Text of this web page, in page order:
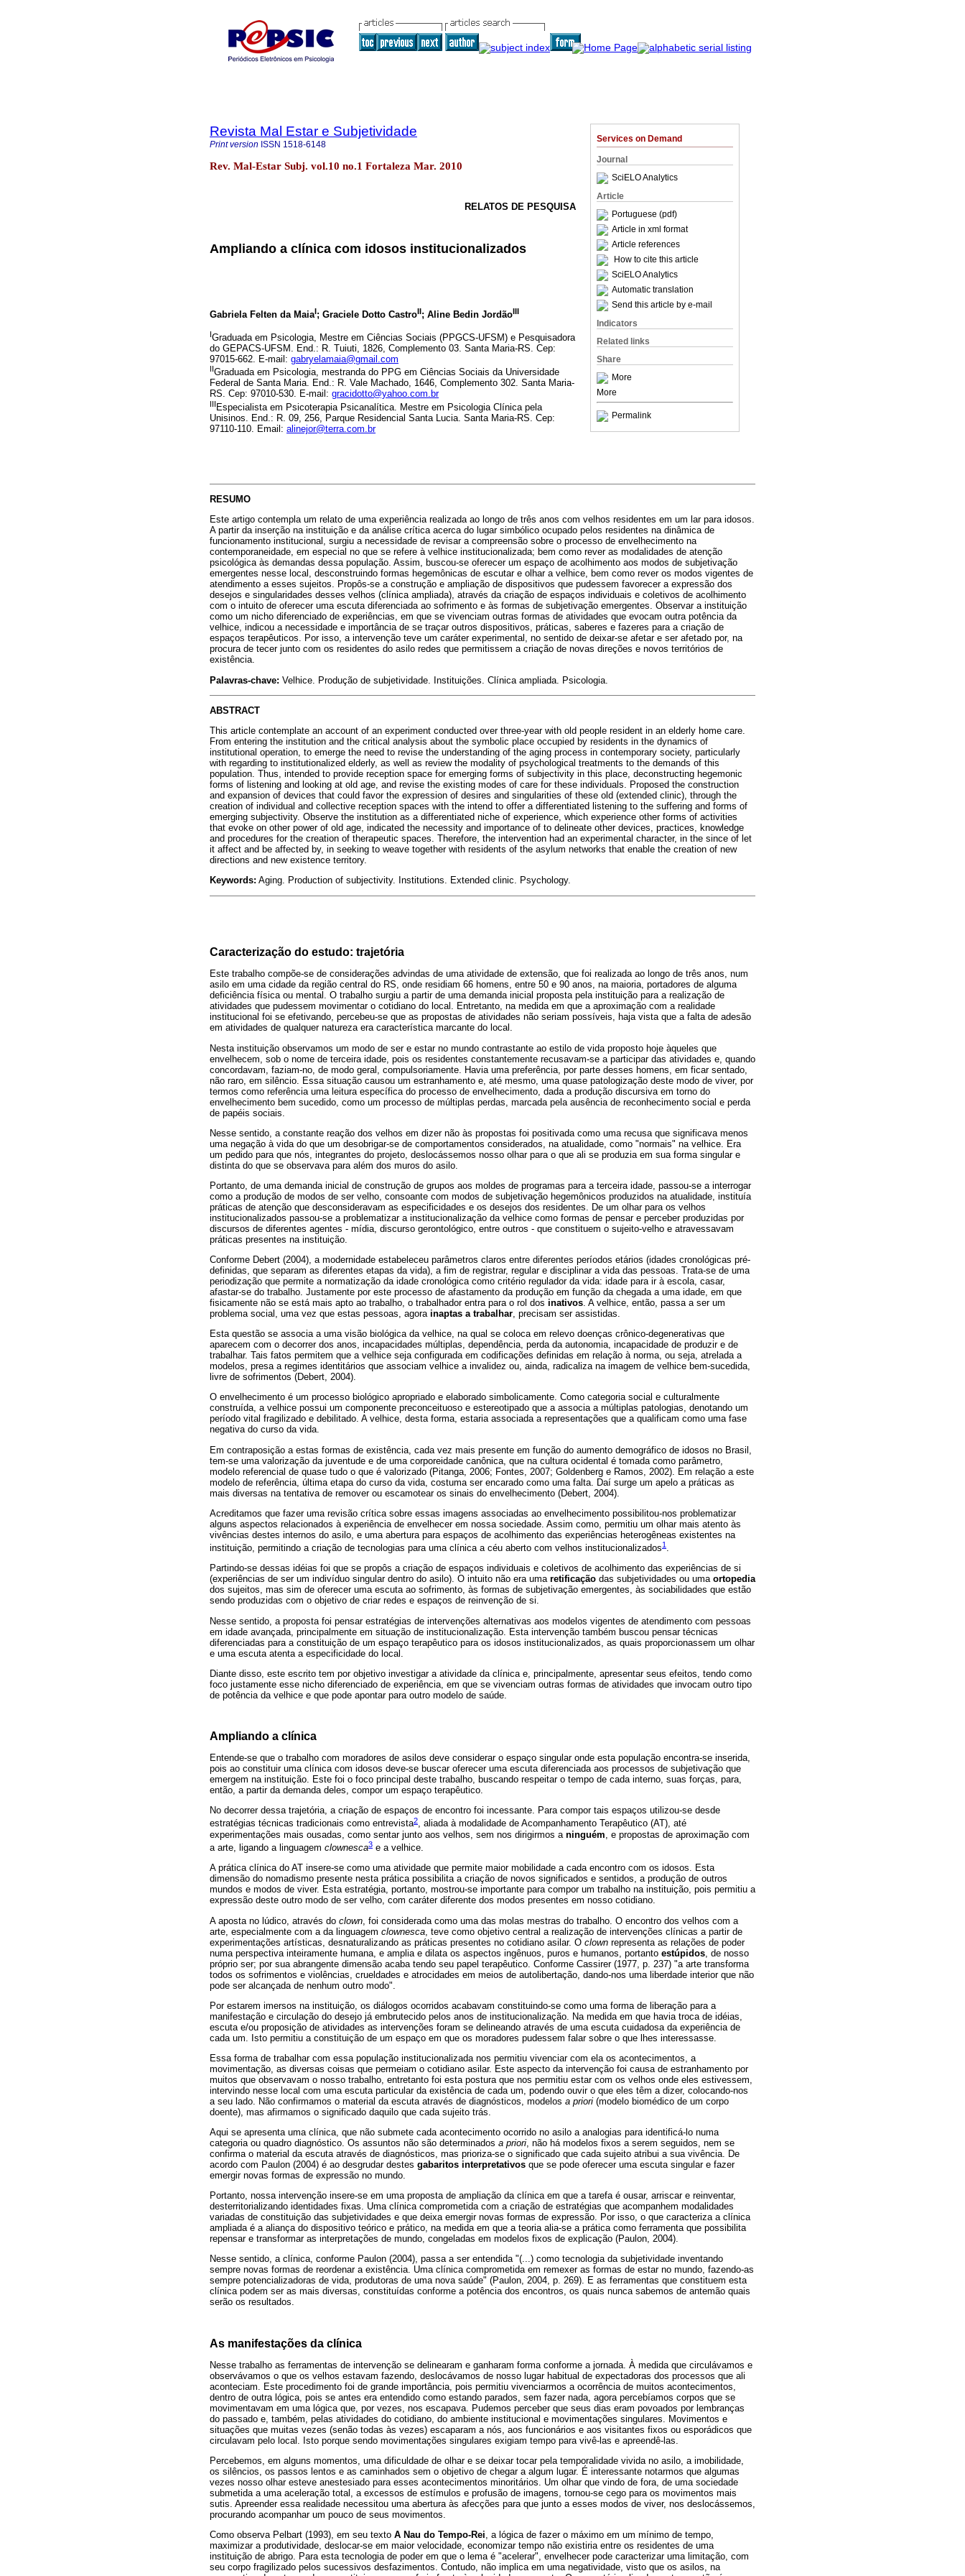
Services on Demand
Journal
SciELO Analytics
Article
Portuguese (pdf)
Article in xml format
Article references
How to cite this article
SciELO Analytics
Automatic translation
Send this article by e-mail
Indicators
Related links
Share
More
More
Permalink
Revista Mal Estar e Subjetividade
Print version ISSN 1518-6148
Rev. Mal-Estar Subj. vol.10 no.1 Fortaleza Mar. 2010
RELATOS DE PESQUISA
Ampliando a clínica com idosos institucionalizados
Gabriela Felten da MaiaI; Graciele Dotto CastroII; Aline Bedin JordãoIII
IGraduada em Psicologia, Mestre em Ciências Sociais (PPGCS-UFSM) e Pesquisadora
do GEPACS-UFSM. End.: R. Tuiuti, 1826, Complemento 03. Santa Maria-RS. Cep:
97015-662. E-mail: gabryelamaia@gmail.com
IIGraduada em Psicologia, mestranda do PPG em Ciências Sociais da Universidade
Federal de Santa Maria. End.: R. Vale Machado, 1646, Complemento 302. Santa Maria-
RS. Cep: 97010-530. E-mail: gracidotto@yahoo.com.br
IIIEspecialista em Psicoterapia Psicanalítica. Mestre em Psicologia Clínica pela
Unisinos. End.: R. 09, 256, Parque Residencial Santa Lucia. Santa Maria-RS. Cep:
97110-110. Email: alinejor@terra.com.br
RESUMO
Este artigo contempla um relato de uma experiência realizada ao longo de três anos com velhos residentes em um lar para idosos.
A partir da inserção na instituição e da análise crítica acerca do lugar simbólico ocupado pelos residentes na dinâmica de
funcionamento institucional, surgiu a necessidade de revisar a compreensão sobre o processo de envelhecimento na
contemporaneidade, em especial no que se refere à velhice institucionalizada; bem como rever as modalidades de atenção
psicológica às demandas dessa população. Assim, buscou-se oferecer um espaço de acolhimento aos modos de subjetivação
emergentes nesse local, desconstruindo formas hegemônicas de escutar e olhar a velhice, bem como rever os modos vigentes de
atendimento a esses sujeitos. Propôs-se a construção e ampliação de dispositivos que pudessem favorecer a expressão dos
desejos e singularidades desses velhos (clínica ampliada), através da criação de espaços individuais e coletivos de acolhimento
com o intuito de oferecer uma escuta diferenciada ao sofrimento e às formas de subjetivação emergentes. Observar a instituição
como um nicho diferenciado de experiências, em que se vivenciam outras formas de atividades que evocam outra potência da
velhice, indicou a necessidade e importância de se traçar outros dispositivos, práticas, saberes e fazeres para a criação de
espaços terapêuticos. Por isso, a intervenção teve um caráter experimental, no sentido de deixar-se afetar e ser afetado por, na
procura de tecer junto com os residentes do asilo redes que permitissem a criação de novas direções e novos territórios de
existência.
Palavras-chave: Velhice. Produção de subjetividade. Instituições. Clínica ampliada. Psicologia.
ABSTRACT
This article contemplate an account of an experiment conducted over three-year with old people resident in an elderly home care.
From entering the institution and the critical analysis about the symbolic place occupied by residents in the dynamics of
institutional operation, to emerge the need to revise the understanding of the aging process in contemporary society, particularly
with regarding to institutionalized elderly, as well as review the modality of psychological treatments to the demands of this
population. Thus, intended to provide reception space for emerging forms of subjectivity in this place, deconstructing hegemonic
forms of listening and looking at old age, and revise the existing modes of care for these individuals. Proposed the construction
and expansion of devices that could favor the expression of desires and singularities of these old (extended clinic), through the
creation of individual and collective reception spaces with the intend to offer a differentiated listening to the suffering and forms of
emerging subjectivity. Observe the institution as a differentiated niche of experience, which experience other forms of activities
that evoke on other power of old age, indicated the necessity and importance of to delineate other devices, practices, knowledge
and procedures for the creation of therapeutic spaces. Therefore, the intervention had an experimental character, in the since of let
it affect and be affected by, in seeking to weave together with residents of the asylum networks that enable the creation of new
directions and new existence territory.
Keywords: Aging. Production of subjectivity. Institutions. Extended clinic. Psychology.
Caracterização do estudo: trajetória
Este trabalho compõe-se de considerações advindas de uma atividade de extensão, que foi realizada ao longo de três anos, num
asilo em uma cidade da região central do RS, onde residiam 66 homens, entre 50 e 90 anos, na maioria, portadores de alguma
deficiência física ou mental. O trabalho surgiu a partir de uma demanda inicial proposta pela instituição para a realização de
atividades que pudessem movimentar o cotidiano do local. Entretanto, na medida em que a aproximação com a realidade
institucional foi se efetivando, percebeu-se que as propostas de atividades não seriam possíveis, haja vista que a falta de adesão
em atividades de qualquer natureza era característica marcante do local.
Nesta instituição observamos um modo de ser e estar no mundo contrastante ao estilo de vida proposto hoje àqueles que
envelhecem, sob o nome de terceira idade, pois os residentes constantemente recusavam-se a participar das atividades e, quando
concordavam, faziam-no, de modo geral, compulsoriamente. Havia uma preferência, por parte desses homens, em ficar sentado,
não raro, em silêncio. Essa situação causou um estranhamento e, até mesmo, uma quase patologização deste modo de viver, por
termos como referência uma leitura específica do processo de envelhecimento, dada a produção discursiva em torno do
envelhecimento bem sucedido, como um processo de múltiplas perdas, marcada pela ausência de reconhecimento social e perda
de papéis sociais.
Nesse sentido, a constante reação dos velhos em dizer não às propostas foi positivada como uma recusa que significava menos
uma negação à vida do que um desobrigar-se de comportamentos considerados, na atualidade, como "normais" na velhice. Era
um pedido para que nós, integrantes do projeto, deslocássemos nosso olhar para o que ali se produzia em sua forma singular e
distinta do que se observava para além dos muros do asilo.
Portanto, de uma demanda inicial de construção de grupos aos moldes de programas para a terceira idade, passou-se a interrogar
como a produção de modos de ser velho, consoante com modos de subjetivação hegemônicos produzidos na atualidade, instituía
práticas de atenção que desconsideravam as especificidades e os desejos dos residentes. De um olhar para os velhos
institucionalizados passou-se a problematizar a institucionalização da velhice como formas de pensar e perceber produzidas por
discursos de diferentes agentes - mídia, discurso gerontológico, entre outros - que constituem o sujeito-velho e atravessavam
práticas presentes na instituição.
Conforme Debert (2004), a modernidade estabeleceu parâmetros claros entre diferentes períodos etários (idades cronológicas pré-
definidas, que separam as diferentes etapas da vida), a fim de registrar, regular e disciplinar a vida das pessoas. Trata-se de uma
periodização que permite a normatização da idade cronológica como critério regulador da vida: idade para ir à escola, casar,
afastar-se do trabalho. Justamente por este processo de afastamento da produção em função da chegada a uma idade, em que
fisicamente não se está mais apto ao trabalho, o trabalhador entra para o rol dos inativos. A velhice, então, passa a ser um
problema social, uma vez que estas pessoas, agora inaptas a trabalhar, precisam ser assistidas.
Esta questão se associa a uma visão biológica da velhice, na qual se coloca em relevo doenças crônico-degenerativas que
aparecem com o decorrer dos anos, incapacidades múltiplas, dependência, perda da autonomia, incapacidade de produzir e de
trabalhar. Tais fatos permitem que a velhice seja configurada em codificações definidas em relação à norma, ou seja, atrelada a
modelos, presa a regimes identitários que associam velhice a invalidez ou, ainda, radicaliza na imagem de velhice bem-sucedida,
livre de sofrimentos (Debert, 2004).
O envelhecimento é um processo biológico apropriado e elaborado simbolicamente. Como categoria social e culturalmente
construída, a velhice possui um componente preconceituoso e estereotipado que a associa a múltiplas patologias, denotando um
período vital fragilizado e debilitado. A velhice, desta forma, estaria associada a representações que a qualificam como uma fase
negativa do curso da vida.
Em contraposição a estas formas de existência, cada vez mais presente em função do aumento demográfico de idosos no Brasil,
tem-se uma valorização da juventude e de uma corporeidade canônica, que na cultura ocidental é tomada como parâmetro,
modelo referencial de quase tudo o que é valorizado (Pitanga, 2006; Fontes, 2007; Goldenberg e Ramos, 2002). Em relação a este
modelo de referência, última etapa do curso da vida, costuma ser encarado como uma falta. Daí surge um apelo a práticas as
mais diversas na tentativa de remover ou escamotear os sinais do envelhecimento (Debert, 2004).
Acreditamos que fazer uma revisão crítica sobre essas imagens associadas ao envelhecimento possibilitou-nos problematizar
alguns aspectos relacionados à experiência de envelhecer em nossa sociedade. Assim como, permitiu um olhar mais atento às
vivências destes internos do asilo, e uma abertura para espaços de acolhimento das experiências heterogêneas existentes na
instituição, permitindo a criação de tecnologias para uma clínica a céu aberto com velhos institucionalizados1 .
Partindo-se dessas idéias foi que se propôs a criação de espaços individuais e coletivos de acolhimento das experiências de si
(experiências de ser um indivíduo singular dentro do asilo). O intuito não era uma retificação das subjetividades ou uma ortopedia
dos sujeitos, mas sim de oferecer uma escuta ao sofrimento, às formas de subjetivação emergentes, às sociabilidades que estão
sendo produzidas com o objetivo de criar redes e espaços de reinvenção de si.
Nesse sentido, a proposta foi pensar estratégias de intervenções alternativas aos modelos vigentes de atendimento com pessoas
em idade avançada, principalmente em situação de institucionalização. Esta intervenção também buscou pensar técnicas
diferenciadas para a constituição de um espaço terapêutico para os idosos institucionalizados, as quais proporcionassem um olhar
e uma escuta atenta a especificidade do local.
Diante disso, este escrito tem por objetivo investigar a atividade da clínica e, principalmente, apresentar seus efeitos, tendo como
foco justamente esse nicho diferenciado de experiência, em que se vivenciam outras formas de atividades que invocam outro tipo
de potência da velhice e que pode apontar para outro modelo de saúde.
Ampliando a clínica
Entende-se que o trabalho com moradores de asilos deve considerar o espaço singular onde esta população encontra-se inserida,
pois ao constituir uma clínica com idosos deve-se buscar oferecer uma escuta diferenciada aos processos de subjetivação que
emergem na instituição. Este foi o foco principal deste trabalho, buscando respeitar o tempo de cada interno, suas forças, para,
então, a partir da demanda deles, compor um espaço terapêutico.
No decorrer dessa trajetória, a criação de espaços de encontro foi incessante. Para compor tais espaços utilizou-se desde
estratégias técnicas tradicionais como entrevista2, aliada à modalidade de Acompanhamento Terapêutico (AT), até
experimentações mais ousadas, como sentar junto aos velhos, sem nos dirigirmos a ninguém , e propostas de aproximação com
a arte, ligando a linguagem clownesca3 e a velhice.
A prática clínica do AT insere-se como uma atividade que permite maior mobilidade a cada encontro com os idosos. Esta
dimensão do nomadismo presente nesta prática possibilita a criação de novos significados e sentidos, a produção de outros
mundos e modos de viver. Esta estratégia, portanto, mostrou-se importante para compor um trabalho na instituição, pois permitiu a
expressão deste outro modo de ser velho, com caráter diferente dos modos presentes em nosso cotidiano.
A aposta no lúdico, através do clown , foi considerada como uma das molas mestras do trabalho. O encontro dos velhos com a
arte, especialmente com a da linguagem clownesca , teve como objetivo central a realização de intervenções clínicas a partir de
experimentações artísticas, desnaturalizando as práticas presentes no cotidiano asilar. O clown representa as relações de poder
numa perspectiva inteiramente humana, e amplia e dilata os aspectos ingênuos, puros e humanos, portanto estúpidos , de nosso
próprio ser; por sua abrangente dimensão acaba tendo seu papel terapêutico. Conforme Cassirer (1977, p. 237) "a arte transforma
todos os sofrimentos e violências, crueldades e atrocidades em meios de autolibertação, dando-nos uma liberdade interior que não
pode ser alcançada de nenhum outro modo".
Por estarem imersos na instituição, os diálogos ocorridos acabavam constituindo-se como uma forma de liberação para a
manifestação e circulação do desejo já embrutecido pelos anos de institucionalização. Na medida em que havia troca de idéias,
escuta e/ou proposição de atividades as intervenções foram se delineando através de uma escuta cuidadosa da experiência de
cada um. Isto permitiu a constituição de um espaço em que os moradores pudessem falar sobre o que lhes interessasse.
Essa forma de trabalhar com essa população institucionalizada nos permitiu vivenciar com ela os acontecimentos, a
movimentação, as diversas coisas que permeiam o cotidiano asilar. Este aspecto da intervenção foi causa de estranhamento por
muitos que observavam o nosso trabalho, entretanto foi esta postura que nos permitiu estar com os velhos onde eles estivessem,
intervindo nesse local com uma escuta particular da existência de cada um, podendo ouvir o que eles têm a dizer, colocando-nos
a seu lado. Não confirmamos o material da escuta através de diagnósticos, modelos a priori (modelo biomédico de um corpo
doente), mas afirmamos o significado daquilo que cada sujeito trás.
Aqui se apresenta uma clínica, que não submete cada acontecimento ocorrido no asilo a analogias para identificá-lo numa
categoria ou quadro diagnóstico. Os assuntos não são determinados a priori, não há modelos fixos a serem seguidos, nem se
confirma o material da escuta através de diagnósticos, mas prioriza-se o significado que cada sujeito atribui a sua vivência. De
acordo com Paulon (2004) é ao desgrudar destes gabaritos interpretativos que se pode oferecer uma escuta singular e fazer
emergir novas formas de expressão no mundo.
Portanto, nossa intervenção insere-se em uma proposta de ampliação da clínica em que a tarefa é ousar, arriscar e reinventar,
desterritorializando identidades fixas. Uma clínica comprometida com a criação de estratégias que acompanhem modalidades
variadas de constituição das subjetividades e que deixa emergir novas formas de expressão. Por isso, o que caracteriza a clínica
ampliada é a aliança do dispositivo teórico e prático, na medida em que a teoria alia-se a prática como ferramenta que possibilita
repensar e transformar as interpretações de mundo, congeladas em modelos fixos de explicação (Paulon, 2004).
Nesse sentido, a clínica, conforme Paulon (2004), passa a ser entendida "(...) como tecnologia da subjetividade inventando
sempre novas formas de reordenar a existência. Uma clínica comprometida em remexer as formas de estar no mundo, fazendo-as
sempre potencializadoras de vida, produtoras de uma nova saúde" (Paulon, 2004, p. 269). E as ferramentas que constituem esta
clínica podem ser as mais diversas, constituídas conforme a potência dos encontros, os quais nunca sabemos de antemão quais
serão os resultados.
As manifestações da clínica
Nesse trabalho as ferramentas de intervenção se delinearam e ganharam forma conforme a jornada. À medida que circulávamos e
observávamos o que os velhos estavam fazendo, deslocávamos de nosso lugar habitual de expectadoras dos processos que ali
aconteciam. Este procedimento foi de grande importância, pois permitiu vivenciarmos a ocorrência de muitos acontecimentos,
dentro de outra lógica, pois se antes era entendido como estando parados, sem fazer nada, agora percebíamos corpos que se
movimentavam em uma lógica que, por vezes, nos escapava. Pudemos perceber que seus dias eram povoados por lembranças
do passado e, também, pelas atividades do cotidiano, do ambiente institucional e movimentações singulares. Movimentos e
situações que muitas vezes (senão todas às vezes) escaparam a nós, aos funcionários e aos visitantes fixos ou esporádicos que
circulavam pelo local. Isto porque sendo movimentações singulares exigiam tempo para vivê-las e apreendê-las.
Percebemos, em alguns momentos, uma dificuldade de olhar e se deixar tocar pela temporalidade vivida no asilo, a imobilidade,
os silêncios, os passos lentos e as caminhados sem o objetivo de chegar a algum lugar. É interessante notarmos que algumas
vezes nosso olhar esteve anestesiado para esses acontecimentos minoritários. Um olhar que vindo de fora, de uma sociedade
submetida a uma aceleração total, a excessos de estímulos e profusão de imagens, tornou-se cego para os movimentos mais
sutis. Apreender essa realidade necessitou uma abertura às afecções para que junto a esses modos de viver, nos deslocássemos,
procurando acompanhar um pouco de seus movimentos.
Como observa Pelbart (1993), em seu texto A Nau do Tempo-Rei, a lógica de fazer o máximo em um mínimo de tempo,
maximizar a produtividade, deslocar-se em maior velocidade, economizar tempo não existiria entre os residentes de uma
instituição de abrigo. Para esta tecnologia de poder em que o lema é "acelerar", envelhecer pode caracterizar uma limitação, com
seu corpo fragilizado pelos sucessivos desfazimentos. Contudo, não implica em uma negatividade, visto que os asilos, na